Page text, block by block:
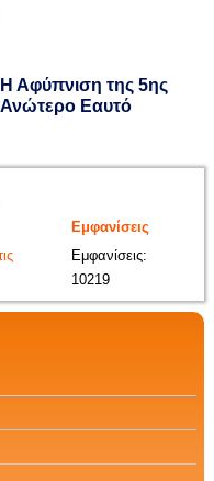
Αφύπνιση της 5ης
Εαυτό
Εμφανίσεις
Εμφανίσεις:
10219